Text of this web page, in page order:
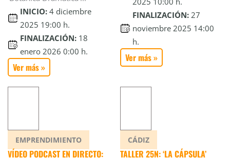
INICIO: 4 diciembre
2025 19:00 h.
FINALIZACIÓN: 18
enero 2026 0:00 h.
Ver más »
FINALIZACIÓN: 27
noviembre 2025 14:00
h.
Ver más »
EMPRENDIMIENTO
VÍDEO PODCAST EN DIRECTO:
CÁDIZ
TALLER 25N: ‘LA CÁPSULA’